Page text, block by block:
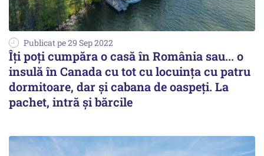
Publicat pe 29 Sep 2022
Îți poți cumpăra o casă în România sau... o
insulă în Canada cu tot cu locuința cu patru
dormitoare, dar și cabana de oaspeți. La
pachet, intră și bărcile